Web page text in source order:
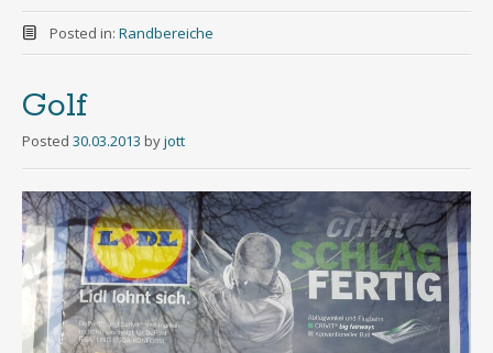
Posted in: Randbereiche
Golf
Posted 30.03.2013 byjott